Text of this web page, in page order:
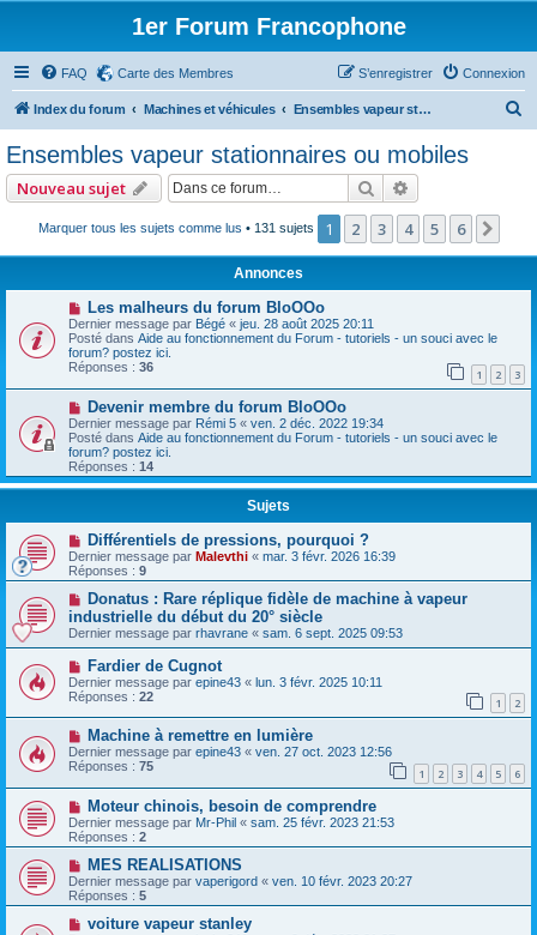
1er Forum Francophone
FAQ Carte des Membres Connexion
S’enregistrer
Index du forum Machines et véhicules Ensembles vapeur stationnaires ou mobiles
r
Ensembles vapeur stationnaires ou mobiles
Nouveau sujet Rechercher
Marquer tous les sujets comme lus • 131 sujets 1 2 3 4 5 6
Annonces
Les malheurs du forum BloOOo
Dernier message par Bégé « jeu. 28 août 2025 20:11
Posté dans Aide au fonctionnement du Forum - tutoriels - un souci avec le
forum? postez ici.
Réponses : 36 1 2 3
Devenir membre du forum BloOOo
Dernier message par Rémi 5 « ven. 2 déc. 2022 19:34
Posté dans Aide au fonctionnement du Forum - tutoriels - un souci avec le
forum? postez ici.
Réponses : 14
Sujets
Différentiels de pressions, pourquoi ?
Dernier message par Malevthi « mar. 3 févr. 2026 16:39
Réponses : 9
Donatus : Rare réplique fidèle de machine à vapeur
industrielle du début du 20° siècle
Dernier message par rhavrane « sam. 6 sept. 2025 09:53
Fardier de Cugnot
Dernier message par epine43 « lun. 3 févr. 2025 10:11
Réponses : 22 1 2
Machine à remettre en lumière
Dernier message par epine43 « ven. 27 oct. 2023 12:56
Réponses : 75 1 2 3 4 5 6
Moteur chinois, besoin de comprendre
Dernier message par Mr-Phil « sam. 25 févr. 2023 21:53
Réponses : 2
MES REALISATIONS
Dernier message par vaperigord « ven. 10 févr. 2023 20:27
Réponses : 5
voiture vapeur stanley